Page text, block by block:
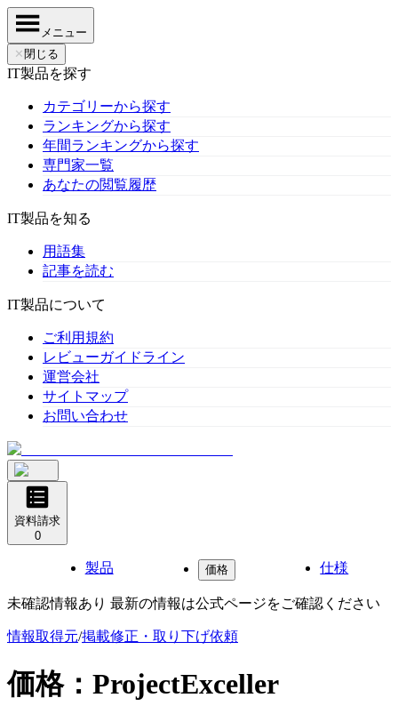
メニュー
✕ 閉じる
IT製品を探す
カテゴリーから探す
ランキングから探す
年間ランキングから探す
専門家一覧
あなたの閲覧履歴
IT製品を知る
用語集
記事を読む
IT製品について
ご利用規約
レビューガイドライン
運営会社
サイトマップ
お問い合わせ
資料請求
0
製品 価格 仕様
未確認情報あり 最新の情報は公式ページをご確認ください
情報取得元/掲載修正・取り下げ依頼
価格： ProjectExceller